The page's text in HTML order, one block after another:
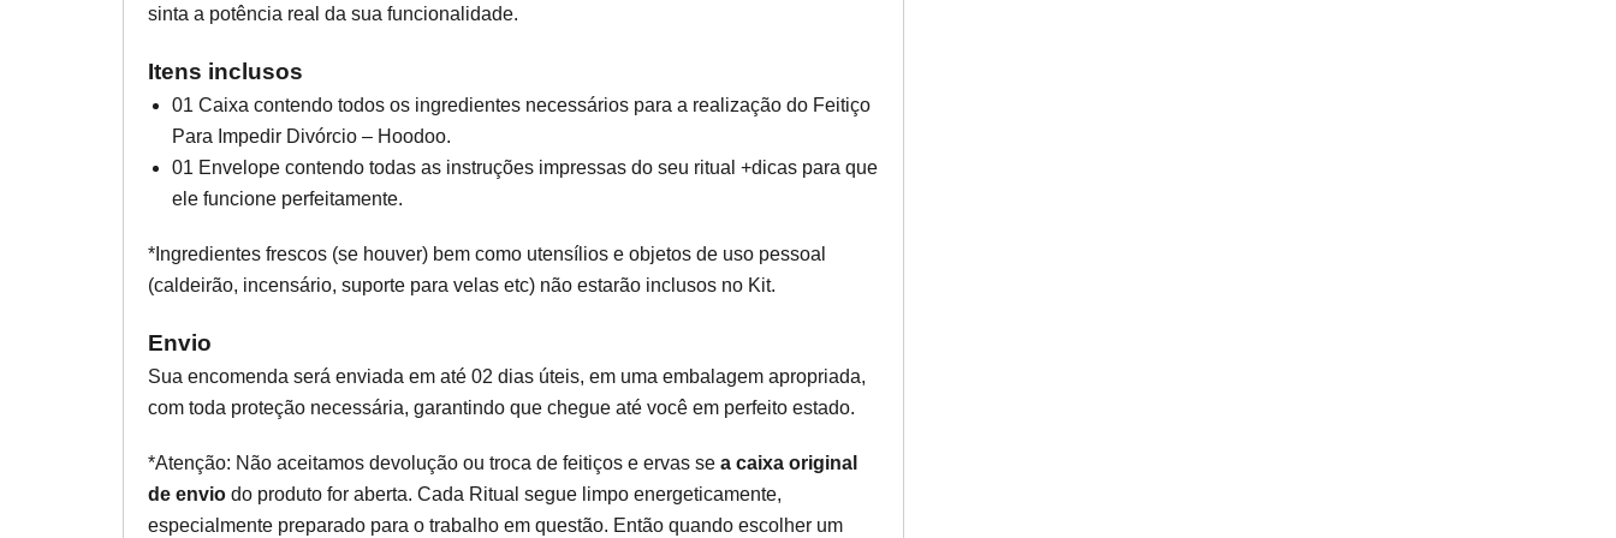
sinta a potência real da sua funcionalidade.
Itens inclusos
01 Caixa contendo todos os ingredientes necessários para a realização do Feitiço
Para Impedir Divórcio – Hoodoo.
01 Envelope contendo todas as instruções impressas do seu ritual +dicas para que
ele funcione perfeitamente.
*Ingredientes frescos (se houver) bem como utensílios e objetos de uso pessoal
(caldeirão, incensário, suporte para velas etc) não estarão inclusos no Kit.
Envio
Sua encomenda será enviada em até 02 dias úteis, em uma embalagem apropriada,
com toda proteção necessária, garantindo que chegue até você em perfeito estado.
*Atenção: Não aceitamos devolução ou troca de feitiços e ervas se a caixa original
de envio do produto for aberta. Cada Ritual segue limpo energeticamente,
especialmente preparado para o trabalho em questão. Então quando escolher um